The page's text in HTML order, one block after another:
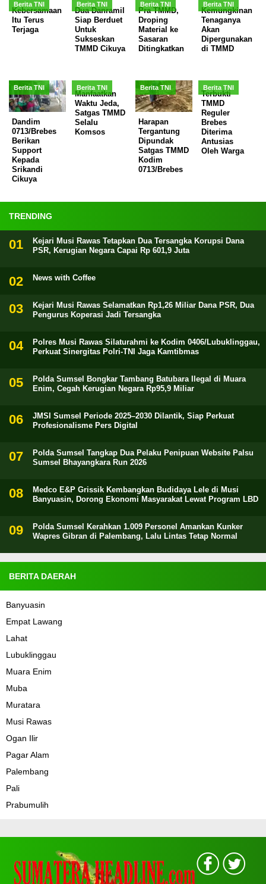
Berita TNI
Kebersamaan
Itu Terus
Terjaga
Berita TNI
Dua Danramil
Siap Berduet
Untuk
Sukseskan
TMMD Cikuya
Berita TNI
Pra TMMD,
Droping
Material ke
Sasaran
Ditingkatkan
Berita TNI
Kemungkinan
Tenaganya
Akan
Dipergunakan
di TMMD
Berita TNI
Dandim
0713/Brebes
Berikan
Support
Kepada
Srikandi
Cikuya
Berita TNI
Manfaatkan
Waktu Jeda,
Satgas TMMD
Selalu
Komsos
Berita TNI
Harapan
Tergantung
Dipundak
Satgas TMMD
Kodim
0713/Brebes
Berita TNI
Terbukti
TMMD
Reguler
Brebes
Diterima
Antusias
Oleh Warga
TRENDING
Kejari Musi Rawas Tetapkan Dua Tersangka Korupsi Dana
PSR, Kerugian Negara Capai Rp 601,9 Juta
News with Coffee
Kejari Musi Rawas Selamatkan Rp1,26 Miliar Dana PSR, Dua
Pengurus Koperasi Jadi Tersangka
Polres Musi Rawas Silaturahmi ke Kodim 0406/Lubuklinggau,
Perkuat Sinergitas Polri-TNI Jaga Kamtibmas
Polda Sumsel Bongkar Tambang Batubara Ilegal di Muara
Enim, Cegah Kerugian Negara Rp95,9 Miliar
JMSI Sumsel Periode 2025–2030 Dilantik, Siap Perkuat
Profesionalisme Pers Digital
Polda Sumsel Tangkap Dua Pelaku Penipuan Website Palsu
Sumsel Bhayangkara Run 2026
Medco E&P Grissik Kembangkan Budidaya Lele di Musi
Banyuasin, Dorong Ekonomi Masyarakat Lewat Program LBD
Polda Sumsel Kerahkan 1.009 Personel Amankan Kunker
Wapres Gibran di Palembang, Lalu Lintas Tetap Normal
BERITA DAERAH
Banyuasin
Empat Lawang
Lahat
Lubuklinggau
Muara Enim
Muba
Muratara
Musi Rawas
Ogan Ilir
Pagar Alam
Palembang
Pali
Prabumulih